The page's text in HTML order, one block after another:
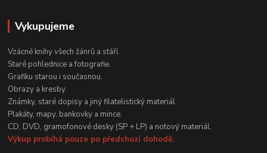
Vykupujeme
Vzácné knihy všech žánrů a stáří.
Staré pohlednice a fotografie.
Grafiku starou i současnou.
Obrazy a kresby.
Známky, staré dopisy a jiný filatelistický materiál.
Plakáty, mapy, bankovky a mince.
CD, DVD, gramofonové desky (SP + LP) a notový materiál.
Výkup probíhá pouze po předchozí dohodě.